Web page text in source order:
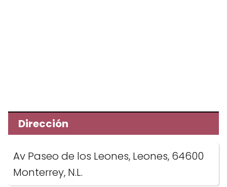
Dirección
Av Paseo de los Leones, Leones, 64600
Monterrey, N.L.